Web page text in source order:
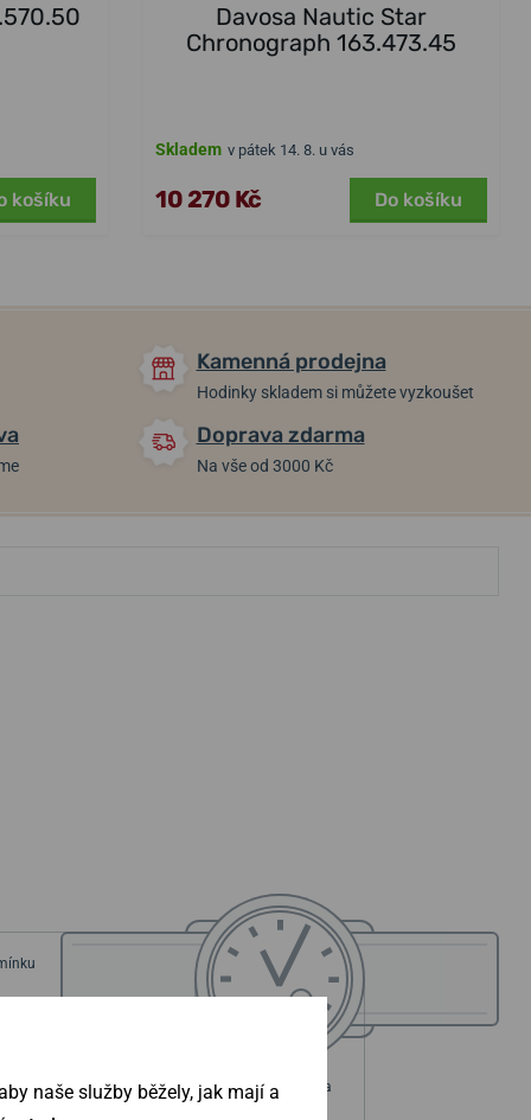
košíku
Davosa Nautic Star
Chronograph 163.473.45
Skladem v pátek 14. 8. u vás
10 270 Kč Do košíku
Kamenná prodejna
Hodinky skladem si můžete vyzkoušet
Doprava zdarma
Na vše od 3000 Kč
Průměr pouzdra
42 mm
naše služby běžely, jak mají a